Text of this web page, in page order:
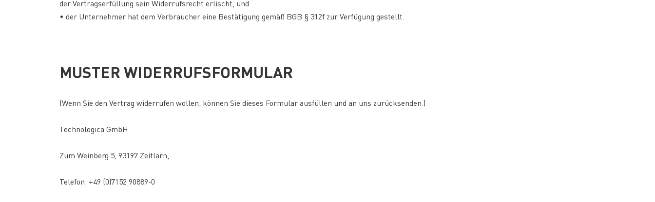
der Vertragserfüllung sein Widerrufsrecht erlischt, und
• der Unternehmer hat dem Verbraucher eine Bestätigung gemäß BGB § 312f zur Verfügung gestellt.
MUSTER WIDERRUFSFORMULAR
(Wenn Sie den Vertrag widerrufen wollen, können Sie dieses Formular ausfüllen und an uns zurücksenden.)
Technologica GmbH
Zum Weinberg 5, 93197 Zeitlarn,
Telefon: +49 (0)7152 90889-0